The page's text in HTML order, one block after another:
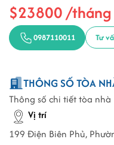
$23800 /tháng
0987110011 Tư
THÔNG SỐ TÒA
Thông số chi tiết tòa nhà
Vị trí
199 Điện Biên Phủ,